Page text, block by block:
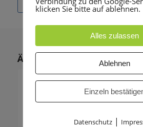
Ähnliche Produkte
klicken Sie bitte auf ablehnen.
Alles zulassen
Ablehnen
Einzeln
Datenschutz|